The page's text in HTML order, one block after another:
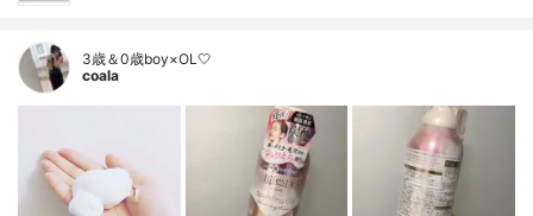
3歳＆0歳boy×OL🤍
coala